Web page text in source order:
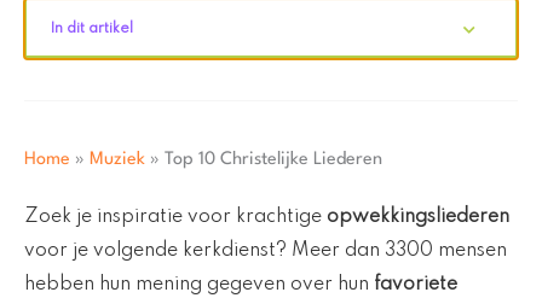
In dit artikel
Home » Muziek » Top 10 Christelijke Liederen
Zoek je inspiratie voor krachtige opwekkingsliederen
voor je volgende kerkdienst? Meer dan 3300 mensen
hebben hun mening gegeven over hun favoriete